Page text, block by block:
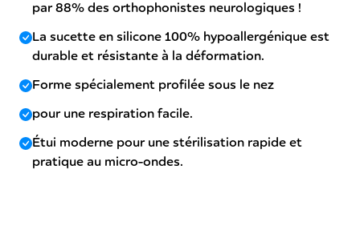
par 88% des orthophonistes neurologiques !
La sucette en silicone 100% hypoallergénique est
durable et résistante à la déformation.
Forme spécialement profilée sous le nez
pour une respiration facile.
Étui moderne pour une stérilisation rapide et
pratique au micro-ondes.